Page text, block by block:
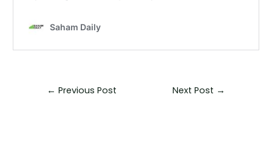
← Previous Post Next Post →